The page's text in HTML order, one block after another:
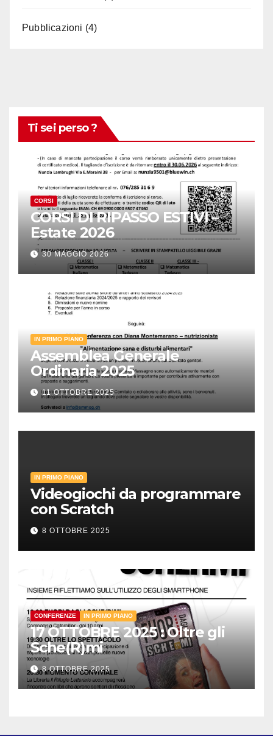
Pubblicazioni (4)
Ti sei perso ?
CORSI
CORSI DI RIPASSO ESTIVI –
Estate 2026
30 MAGGIO 2026
IN PRIMO PIANO
Assemblea Generale
Ordinaria 2025
11 OTTOBRE 2025
IN PRIMO PIANO
Videogiochi da programmare
con Scratch
8 OTTOBRE 2025
CONFERENZE IN PRIMO PIANO
17 OTTOBRE 2025 : Oltre gli
Sche(R)mi
8 OTTOBRE 2025